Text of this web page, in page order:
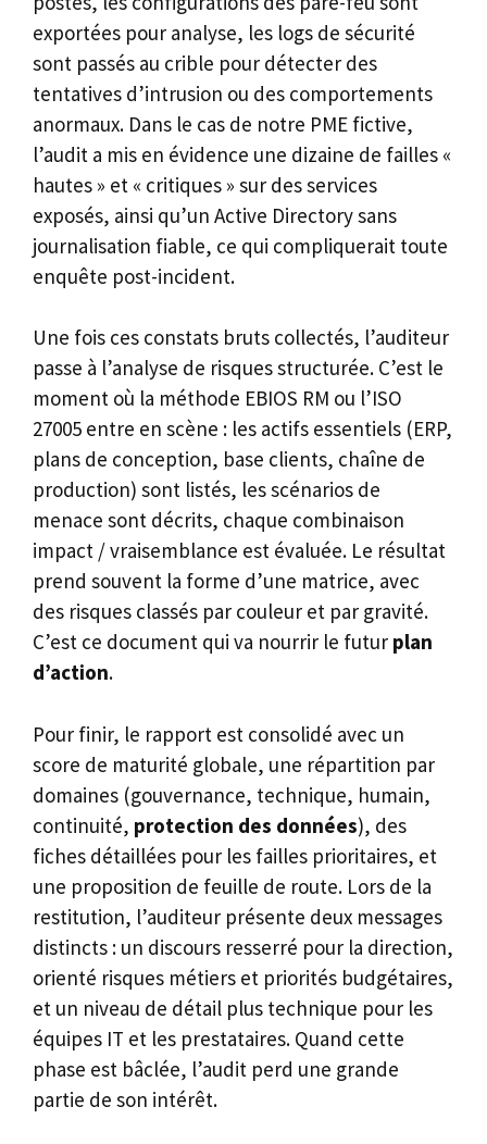
exportées pour analyse, les logs de sécurité
sont passés au crible pour détecter des
tentatives d’intrusion ou des comportements
anormaux. Dans le cas de notre PME fictive,
l’audit a mis en évidence une dizaine de failles «
hautes » et « critiques » sur des services
exposés, ainsi qu’un Active Directory sans
journalisation fiable, ce qui compliquerait toute
enquête post-incident.
Une fois ces constats bruts collectés, l’auditeur
passe à l’analyse de risques structurée. C’est le
moment où la méthode EBIOS RM ou l’ISO
27005 entre en scène : les actifs essentiels (ERP,
plans de conception, base clients, chaîne de
production) sont listés, les scénarios de
menace sont décrits, chaque combinaison
impact / vraisemblance est évaluée. Le résultat
prend souvent la forme d’une matrice, avec
des risques classés par couleur et par gravité.
C’est ce document qui va nourrir le futur plan
d’action.
Pour finir, le rapport est consolidé avec un
score de maturité globale, une répartition par
domaines (gouvernance, technique, humain,
continuité, protection des données), des
fiches détaillées pour les failles prioritaires, et
une proposition de feuille de route. Lors de la
restitution, l’auditeur présente deux messages
distincts : un discours resserré pour la direction,
orienté risques métiers et priorités budgétaires,
et un niveau de détail plus technique pour les
équipes IT et les prestataires. Quand cette
phase est bâclée, l’audit perd une grande
partie de son intérêt.